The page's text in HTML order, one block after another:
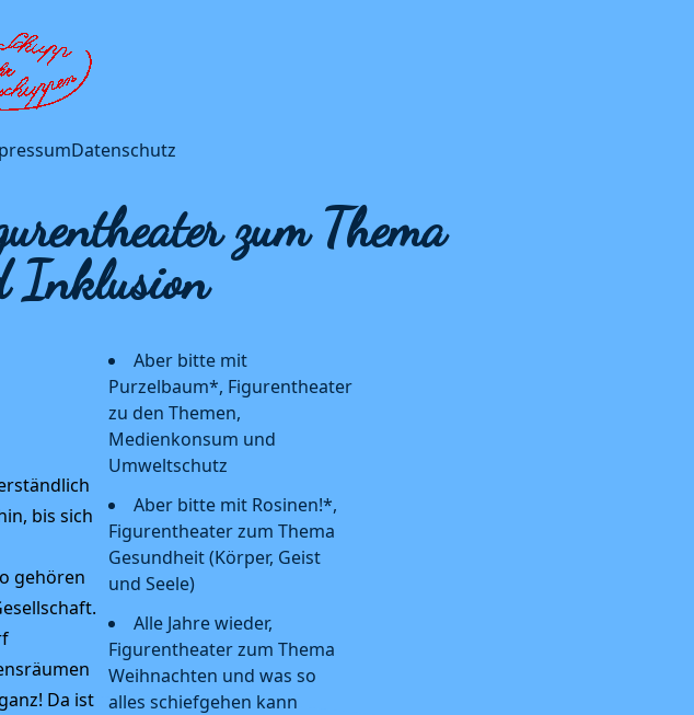
Datenschutz
zum Thema
Inklusion
Aber bitte mit
Purzelbaum*, Figurentheater
zu den Themen,
Medienkonsum und
Umweltschutz
Aber bitte mit Rosinen!*,
Figurentheater zum Thema
Gesundheit (Körper, Geist
und Seele)
Alle Jahre wieder,
Figurentheater zum Thema
Weihnachten und was so
alles schiefgehen kann
bis sich
gehören
Da ist